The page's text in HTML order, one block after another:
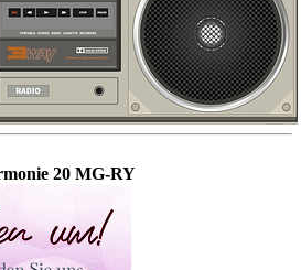
20 MG-RY